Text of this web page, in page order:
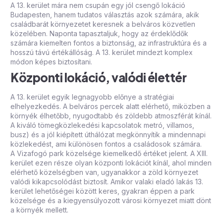
A 13. kerület mára nem csupán egy jól csengő lokáció
Budapesten, hanem tudatos választás azok számára, akik
családbarát környezetet keresnek a belváros közvetlen
közelében. Naponta tapasztaljuk, hogy az érdeklődők
számára kiemelten fontos a biztonság, az infrastruktúra és a
hosszú távú értékállóság. A 13. kerület mindezt komplex
módon képes biztosítani.
Központi lokáció, valódi élettér
A 13. kerület egyik legnagyobb előnye a stratégiai
elhelyezkedés. A belváros percek alatt elérhető, miközben a
környék élhetőbb, nyugodtabb és zöldebb atmoszférát kínál.
A kiváló tömegközlekedési kapcsolatok metró, villamos,
busz) és a jól kiépített úthálózat megkönnyítik a mindennapi
közlekedést, ami különösen fontos a családosok számára.
A Vizafogó park közelsége kiemelkedő értéket jelent. A XIII.
kerület ezen része olyan központi lokációt kínál, ahol minden
elérhető közelségben van, ugyanakkor a zöld környezet
valódi kikapcsolódást biztosít. Amikor valaki eladó lakás 13.
kerület lehetőségei között keres, gyakran éppen a park
közelsége és a kiegyensúlyozott városi környezet miatt dönt
a környék mellett.